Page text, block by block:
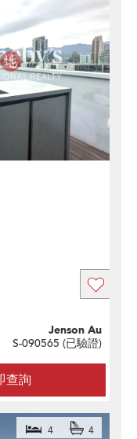
查詢
Jenson Au
S-090565 (已驗證)
4 4